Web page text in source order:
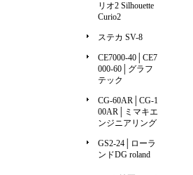
リオ2 Silhouette
Curio2
ステカ SV-8
CE7000-40│CE7
000-60│グラフ
テック
CG-60AR│CG-1
00AR│ミマキエ
ンジニアリング
GS2-24│ローラ
ンドDG roland